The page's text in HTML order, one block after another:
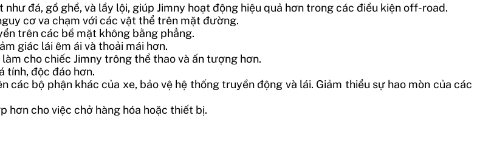
đá, gồ ghề, và lầy lội, giúp Jimny hoạt động hiệu quả hơn trong các điều kiện off-road.
cơ va chạm với các vật thể trên mặt đường.
trên các bề mặt không bằng phẳng.
giác lái êm ái và thoải mái hơn.
cho chiếc Jimny trông thể thao và ấn tượng hơn.
tính, độc đáo hơn.
các bộ phận khác của xe, bảo vệ hệ thống truyền động và lái. Giảm thiểu sự hao mòn của các
hơn cho việc chở hàng hóa hoặc thiết bị.